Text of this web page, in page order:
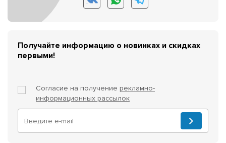
Получайте информацию о новинках и скидках
первыми!
Согласие на получение рекламно-
информационных рассылок